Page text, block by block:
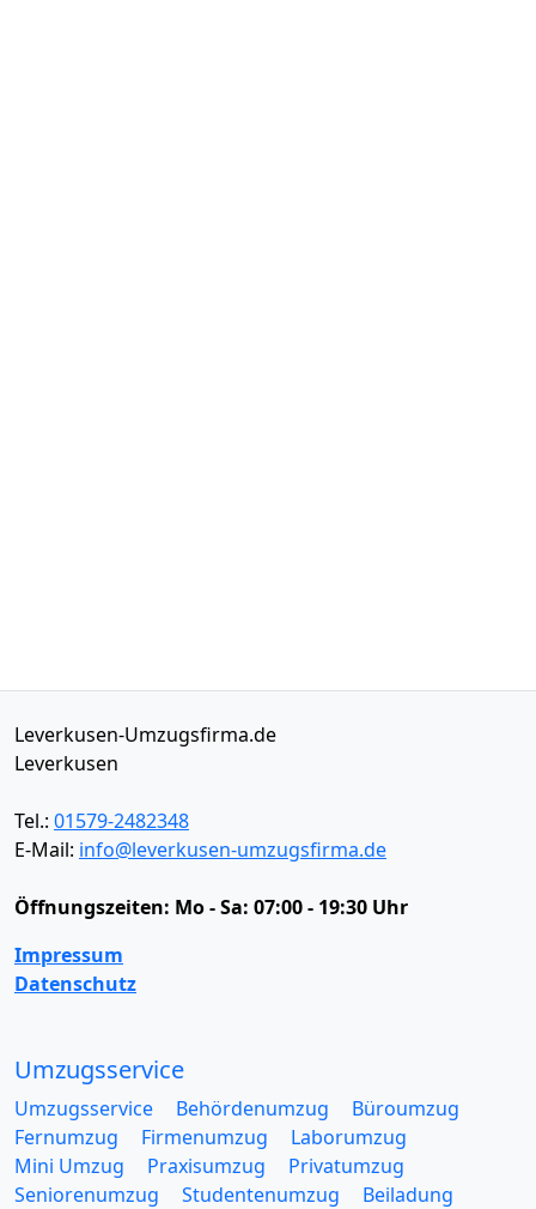
Leverkusen-Umzugsfirma.de
Leverkusen
Tel.: 01579-2482348
E-Mail: info@leverkusen-umzugsfirma.de
Öffnungszeiten: Mo - Sa: 07:00 - 19:30 Uhr
Impressum
Datenschutz
Umzugsservice
Umzugsservice Behördenumzug
Büroumzug
Fernumzug
Firmenumzug
Laborumzug
Mini Umzug
Praxisumzug
Privatumzug
Seniorenumzug
Studentenumzug
Beiladung